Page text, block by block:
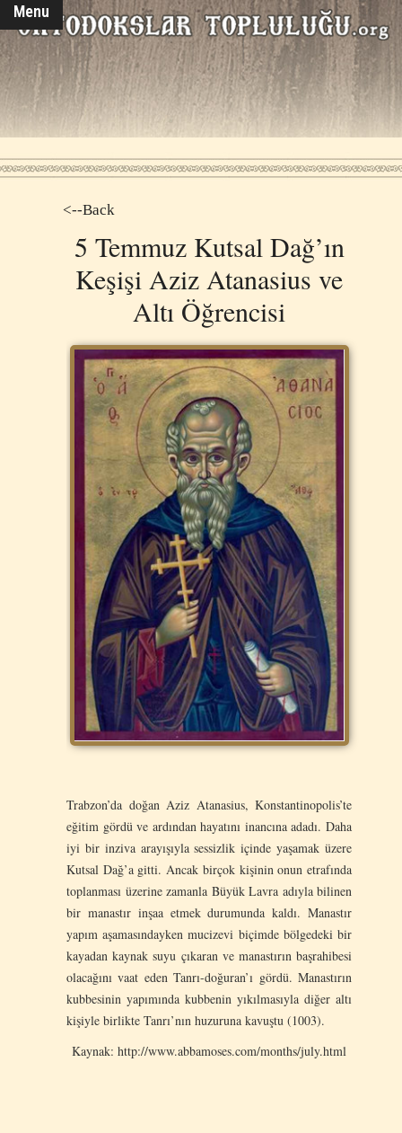
Menu
<--Back
5 Temmuz Kutsal Dağ’ın
Keşişi Aziz Atanasius ve
Altı Öğrencisi
Trabzon’da doğan Aziz Atanasius, Konstantinopolis’te
eğitim gördü ve ardından hayatını inancına adadı. Daha
iyi bir inziva arayışıyla sessizlik içinde yaşamak üzere
Kutsal Dağ’a gitti. Ancak birçok kişinin onun etrafında
toplanması üzerine zamanla Büyük Lavra adıyla bilinen
bir manastır inşaa etmek durumunda kaldı. Manastır
yapım aşamasındayken mucizevi biçimde bölgedeki bir
kayadan kaynak suyu çıkaran ve manastırın başrahibesi
olacağını vaat eden Tanrı-doğuran’ı gördü. Manastırın
kubbesinin yapımında kubbenin yıkılmasıyla diğer altı
kişiyle birlikte Tanrı’nın huzuruna kavuştu (1003).
Kaynak: http://www.abbamoses.com/months/july.html